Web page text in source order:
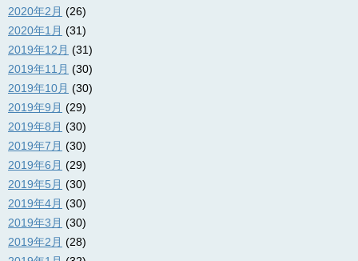
2020年2月 (26)
2020年1月 (31)
2019年12月 (31)
2019年11月 (30)
2019年10月 (30)
2019年9月 (29)
2019年8月 (30)
2019年7月 (30)
2019年6月 (29)
2019年5月 (30)
2019年4月 (30)
2019年3月 (30)
2019年2月 (28)